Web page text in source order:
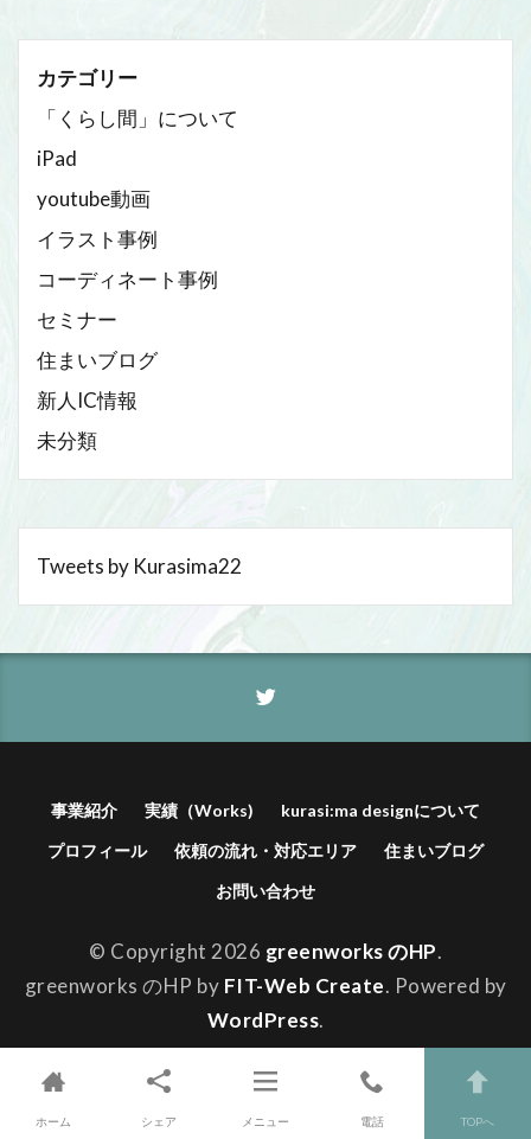
カテゴリー
「くらし間」について
iPad
youtube動画
イラスト事例
コーディネート事例
セミナー
住まいブログ
新人IC情報
未分類
Tweets by Kurasima22
事業紹介 実績（Works)
kurasi:ma designについて
プロフィール
依頼の流れ・対応エリア
住まいブログ
お問い合わせ
© Copyright 2026 greenworks のHP.
greenworks のHP by FIT-Web Create. Powered by
WordPress.
ホーム シェア メニュー 電話 TOPへ